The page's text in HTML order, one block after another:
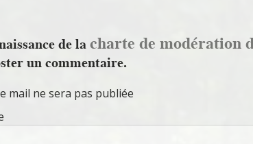
de lacharte de modération
un commentaire.
mail ne sera pas publiée